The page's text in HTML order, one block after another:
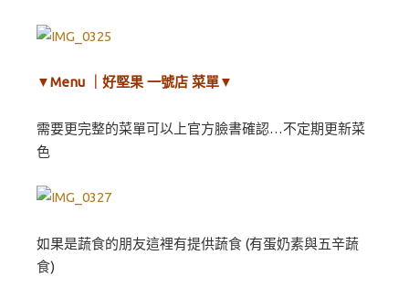
▼Menu ｜好堅果 一號店 菜單▼
需要更完整的菜單可以上官方臉書確認…不定期更新菜
色
如果是蔬食的朋友這裡有提供蔬食 (有蛋奶素與五辛蔬
食)